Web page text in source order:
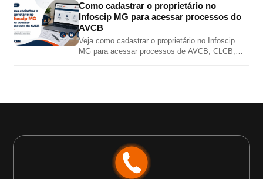
Como cadastrar o proprietário no
Infoscip MG para acessar processos do
AVCB
Veja como cadastrar o proprietário no Infoscip
MG para acessar processos de AVCB, CLCB,